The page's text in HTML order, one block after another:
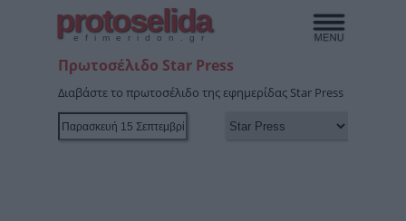
protoselida
efimeridon.gr
Πρωτοσέλιδο Star Press
Διαβάστε το πρωτοσέλιδο της εφημερίδας Star Press